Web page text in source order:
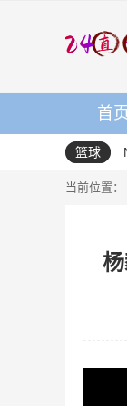
首页
篮球
当前位置：